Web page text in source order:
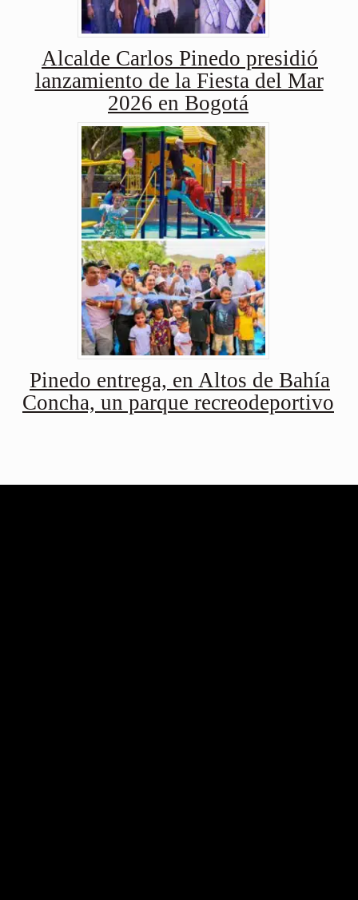
Alcalde Carlos Pinedo presidió
lanzamiento de la Fiesta del Mar
2026 en Bogotá
Pinedo entrega, en Altos de Bahía
Concha, un parque recreodeportivo